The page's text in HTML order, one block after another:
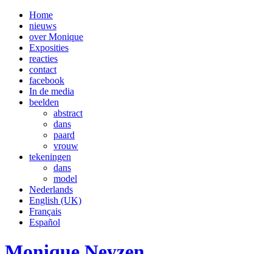
Home
nieuws
over Monique
Exposities
reacties
contact
facebook
In de media
beelden
abstract
dans
paard
vrouw
tekeningen
dans
model
Nederlands
English (UK)
Français
Español